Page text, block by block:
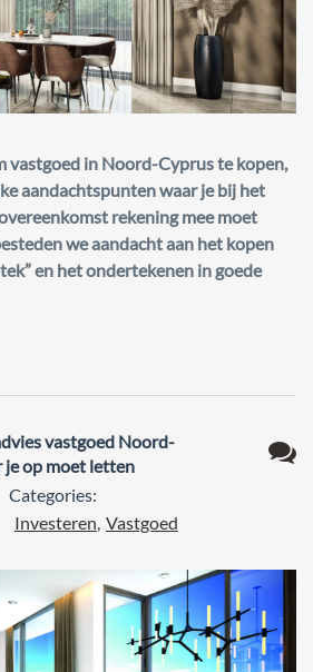
vastgoed in Noord-Cyprus te kopen,
aandachtspunten waar je bij het
rekening mee moet
we aandacht aan het kopen
en het ondertekenen in goede
vastgoed Noord-
je op moet letten
Categories:
Investeren, Vastgoed